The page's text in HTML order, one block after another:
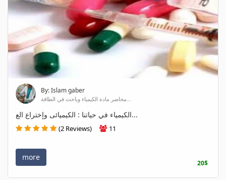
By: Islam gaber
محاضر مادة الكيمياء وباحث في الطاقة...
الكيمياء في حياتنا : الكيميائى وإختراع الع...
(2 Reviews) 11
more
20$